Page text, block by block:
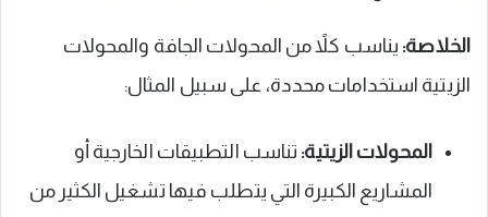
الخلاصة: يناسب كلاً من المحولات الجافة والمحولات
الزيتية استخدامات محددة، على سبيل المثال:
المحولات الزيتية: تناسب التطبيقات الخارجية أو
المشاريع الكبيرة التي يتطلب فيها تشغيل الكثير من